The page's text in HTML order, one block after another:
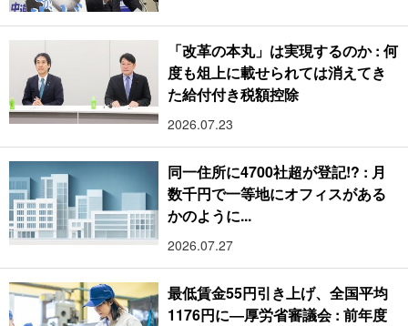
「改革の本丸」は実現するのか : 何
度も俎上に載せられては消えてき
た給付付き税額控除
2026.07.23
同一住所に4700社超が登記!? : 月
数千円で一等地にオフィスがある
かのように...
2026.07.27
最低賃金55円引き上げ、全国平均
1176円に―厚労省審議会 : 前年度